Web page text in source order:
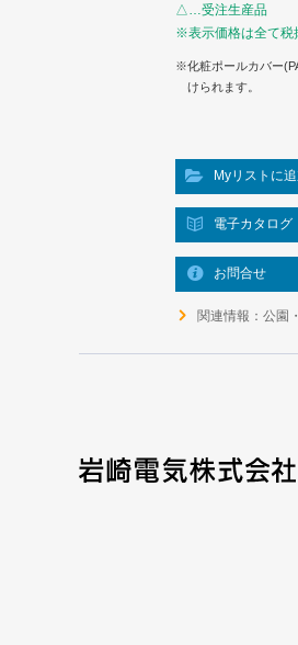
△…受注生産品
※表示価格は全て税
※化粧ポールカバー
けられます。
Myリストに
電子カタログ
お問合せ
関連情報：公園